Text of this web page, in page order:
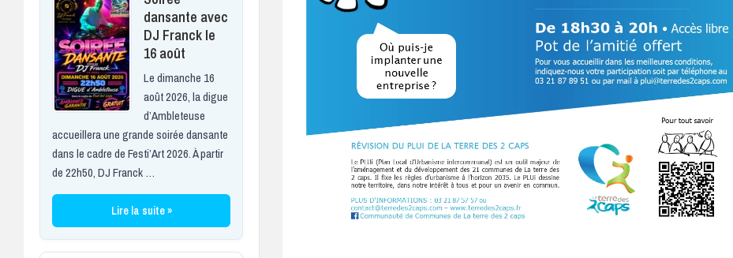
dansante avec
DJ Franck le
16 août
Le dimanche 16
août 2026, la digue
d’Ambleteuse
accueillera une grande soirée dansante
dans le cadre de Festi’Art 2026. À partir
de 22h50, DJ Franck …
Lire la suite »